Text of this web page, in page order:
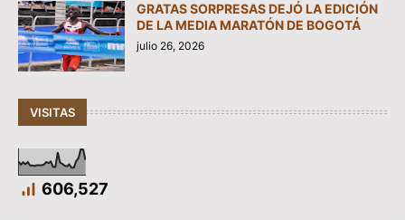
GRATAS SORPRESAS DEJÓ LA EDICIÓN
DE LA MEDIA MARATÓN DE BOGOTÁ
julio 26, 2026
VISITAS
606,527